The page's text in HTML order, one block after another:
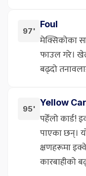
97'
Foul
मेक्सिकोका
फाउल गरे।
बढ्दो
95'
Yellow
पहेँलो कार्ड!
पाएका छन्।
क्षणहरूमा
कारबाहीको